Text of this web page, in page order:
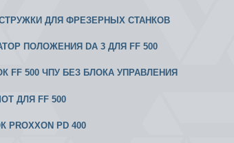
ДЛЯ ФРЕЗЕРНЫХ СТАНКОВ
ПОЛОЖЕНИЯ DA 3 ДЛЯ FF 500
FF 500 ЧПУ БЕЗ БЛОКА УПРАВЛЕНИЯ
ДЛЯ FF 500
PD 400